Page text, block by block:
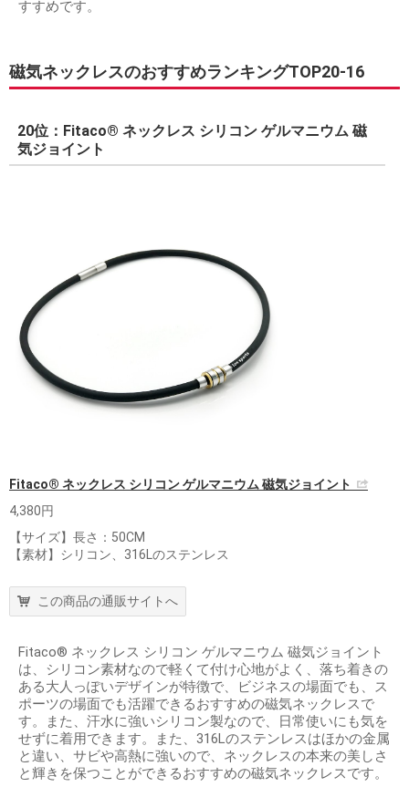
すすめです。
磁気ネックレスのおすすめランキングTOP20-16
20位：Fitaco® ネックレス シリコン ゲルマニウム 磁
気ジョイント
Fitaco® ネックレス シリコン ゲルマニウム 磁気ジョイント
4,380円
【サイズ】長さ：50CM
【素材】シリコン、316Lのステンレス
この商品の通販サイトへ
Fitaco® ネックレス シリコン ゲルマニウム 磁気ジョイント
は、シリコン素材なので軽くて付け心地がよく、落ち着きの
ある大人っぽいデザインが特徴で、ビジネスの場面でも、ス
ポーツの場面でも活躍できるおすすめの磁気ネックレスで
す。また、汗水に強いシリコン製なので、日常使いにも気を
せずに着用できます。また、316Lのステンレスはほかの金属
と違い、サビや高熱に強いので、ネックレスの本来の美しさ
と輝きを保つことができるおすすめの磁気ネックレスです。